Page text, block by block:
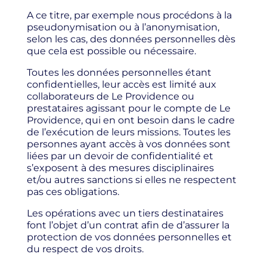
A ce titre, par exemple nous procédons à la
pseudonymisation ou à l’anonymisation,
selon les cas, des données personnelles dès
que cela est possible ou nécessaire.
Toutes les données personnelles étant
confidentielles, leur accès est limité aux
collaborateurs de Le Providence ou
prestataires agissant pour le compte de Le
Providence, qui en ont besoin dans le cadre
de l’exécution de leurs missions. Toutes les
personnes ayant accès à vos données sont
liées par un devoir de confidentialité et
s’exposent à des mesures disciplinaires
et/ou autres sanctions si elles ne respectent
pas ces obligations.
Les opérations avec un tiers destinataires
font l’objet d’un contrat afin de d’assurer la
protection de vos données personnelles et
du respect de vos droits.